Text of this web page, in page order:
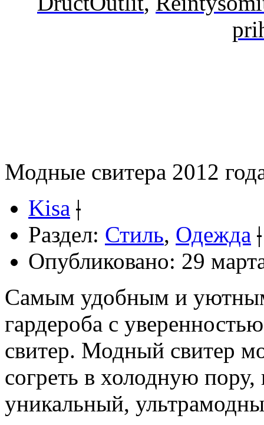
Модные свитера 2012
Kisa |
Раздел: Стиль, Одежда |
Опубликовано: 29
Самым удобным и
гардероба с
свитер. Модный свитер
согреть в холодную пору,
уникальный,